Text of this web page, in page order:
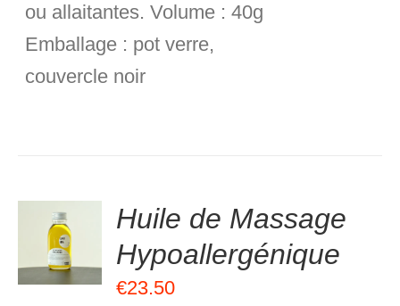
ou allaitantes.Volume :40g
Emballage : pot verre,
couvercle noir
Huile de Massage
Hypoallergénique
€23.50